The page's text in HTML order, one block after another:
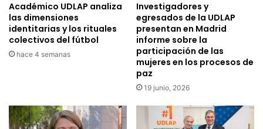
Académico UDLAP analiza
las dimensiones
identitarias y los rituales
colectivos del fútbol
hace 4 semanas
Investigadores y
egresados de la UDLAP
presentan en Madrid
informe sobre la
participación de las
mujeres en los procesos de
paz
19 junio, 2026